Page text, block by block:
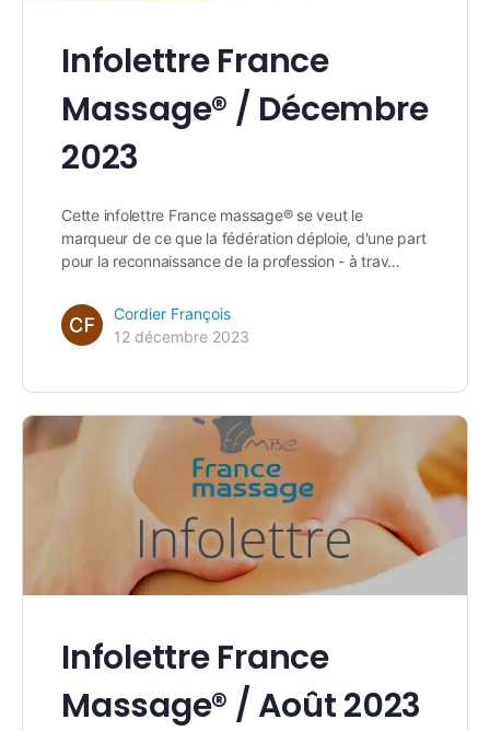
Infolettre France
Massage® / Décembre
2023
Cette infolettre France massage® se veut le
marqueur de ce que la fédération déploie, d'une part
pour la reconnaissance de la profession - à trav…
Cordier François
12 décembre 2023
Infolettre France
Massage® / Août 2023